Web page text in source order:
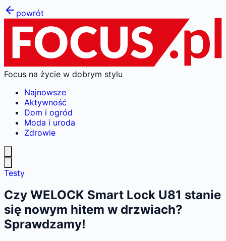
powrót
Focus na życie w dobrym stylu
Najnowsze
Aktywność
Dom i ogród
Moda i uroda
Zdrowie
Testy
Czy WELOCK Smart Lock U81 stanie
się nowym hitem w drzwiach?
Sprawdzamy!